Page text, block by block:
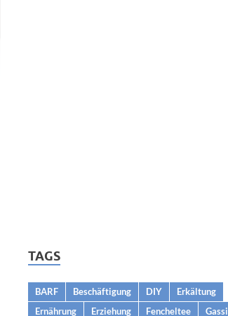
TAGS
BARF Beschäftigung DIY
Erkältung
Ernährung
Erziehung Fencheltee Gassi